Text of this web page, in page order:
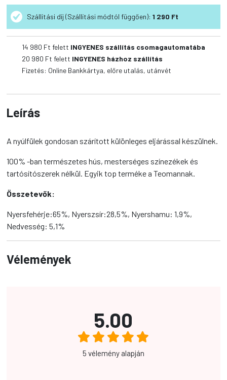
Szőrös
Nyúlfül
mennyiség
Szállítási díj (Szállítási módtól függően): 1 290 Ft
14 980 Ft felett INGYENES szállítás csomagautomatába
20 980 Ft felett INGYENES házhoz szállítás
Fizetés: Online Bankkártya, előre utalás, utánvét
Leírás
A nyúlfülek gondosan szárított különleges eljárással készülnek.
100% -ban természetes hús, mesterséges színezékek és
tartósítószerek nélkül. Egyik top terméke a Teomannak.
Összetevők:
Nyersfehérje:65%, Nyerszsír:28,5%, Nyershamu: 1,9%,
Nedvesség: 5,1%
Vélemények
5.00
5 vélemény alapján